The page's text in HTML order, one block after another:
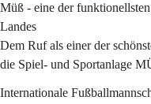
Müß - eine der
Landes
Dem Ruf als einer der
die Spiel- und Sportanlage
Internationale